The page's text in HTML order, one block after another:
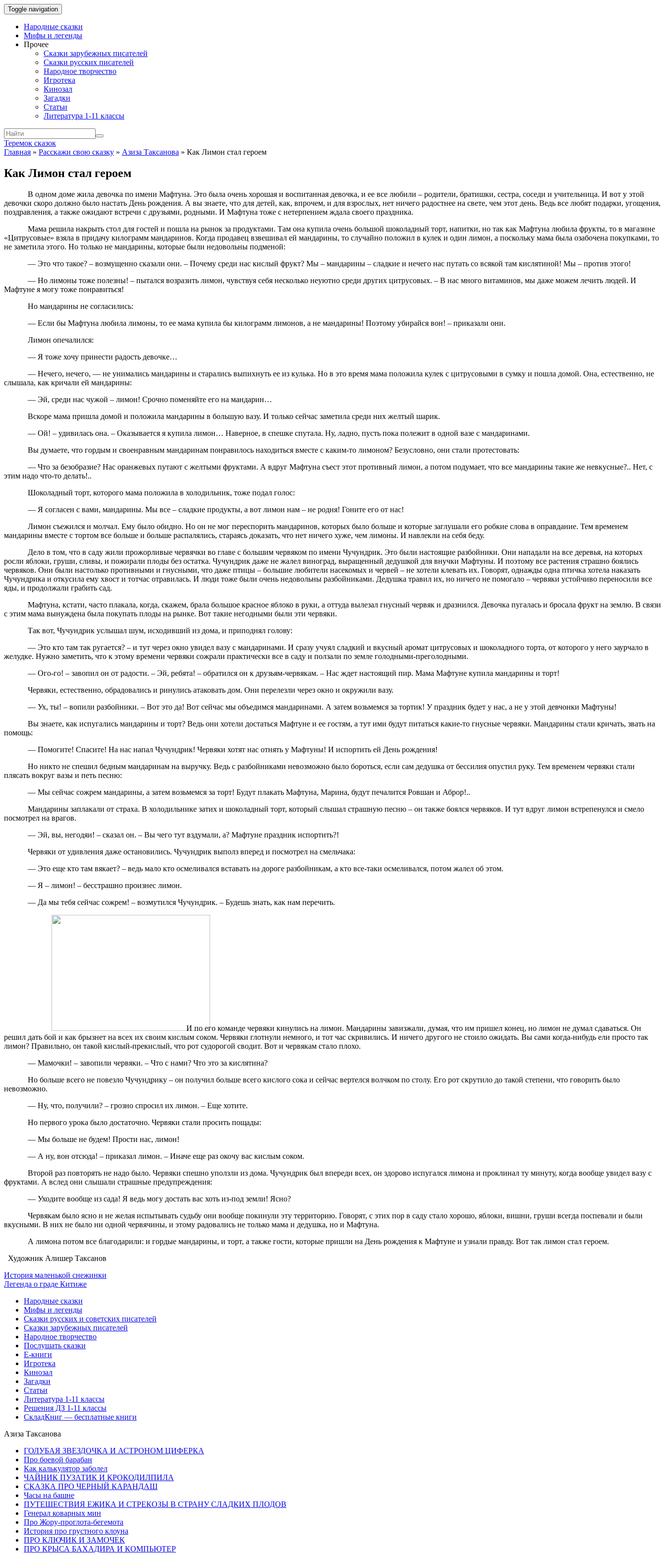
Toggle navigation
Народные сказки
Мифы и легенды
Прочее
Сказки зарубежных писателей
Сказки русских писателей
Народное творчество
Игротека
Кинозал
Загадки
Статьи
Литература 1-11 классы
Теремок сказок
Главная » Расскажи свою сказку » Азиза Таксанова » Как Лимон стал героем
Как Лимон стал героем
В одном доме жила девочка по имени Мафтуна. Это была очень хорошая и воспитанная девочка, и ее все любили – родители, братишки, сестра, соседи и учительница. И вот у этой
девочки скоро должно было настать День рождения. А вы знаете, что для детей, как, впрочем, и для взрослых, нет ничего радостнее на свете, чем этот день. Ведь все любят подарки, угощения,
поздравления, а также ожидают встречи с друзьями, родными. И Мафтуна тоже с нетерпением ждала своего праздника.
Мама решила накрыть стол для гостей и пошла на рынок за продуктами. Там она купила очень большой шоколадный торт, напитки, но так как Мафтуна любила фрукты, то в магазине
«Цитрусовые» взяла в придачу килограмм мандаринов. Когда продавец взвешивал ей мандарины, то случайно положил в кулек и один лимон, а поскольку мама была озабочена покупками, то
не заметила этого. Но только не мандарины, которые были недовольны подменой:
— Это что такое? – возмущенно сказали они. – Почему среди нас кислый фрукт? Мы – мандарины – сладкие и нечего нас путать со всякой там кислятиной! Мы – против этого!
— Но лимоны тоже полезны! – пытался возразить лимон, чувствуя себя несколько неуютно среди других цитрусовых. – В нас много витаминов, мы даже можем лечить людей. И
Мафтуне я могу тоже понравиться!
Но мандарины не согласились:
— Если бы Мафтуна любила лимоны, то ее мама купила бы килограмм лимонов, а не мандарины! Поэтому убирайся вон! – приказали они.
Лимон опечалился:
— Я тоже хочу принести радость девочке…
— Нечего, нечего, — не унимались мандарины и старались выпихнуть ее из кулька. Но в это время мама положила кулек с цитрусовыми в сумку и пошла домой. Она, естественно, не
слышала, как кричали ей мандарины:
— Эй, среди нас чужой – лимон! Срочно поменяйте его на мандарин…
Вскоре мама пришла домой и положила мандарины в большую вазу. И только сейчас заметила среди них желтый шарик.
— Ой! – удивилась она. – Оказывается я купила лимон… Наверное, в спешке спутала. Ну, ладно, пусть пока полежит в одной вазе с мандаринами.
Вы думаете, что гордым и своенравным мандаринам понравилось находиться вместе с каким-то лимоном? Безусловно, они стали протестовать:
— Что за безобразие? Нас оранжевых путают с желтыми фруктами. А вдруг Мафтуна съест этот противный лимон, а потом подумает, что все мандарины такие же невкусные?.. Нет, с
этим надо что-то делать!..
Шоколадный торт, которого мама положила в холодильник, тоже подал голос:
— Я согласен с вами, мандарины. Мы все – сладкие продукты, а вот лимон нам – не родня! Гоните его от нас!
Лимон съежился и молчал. Ему было обидно. Но он не мог переспорить мандаринов, которых было больше и которые заглушали его робкие слова в оправдание. Тем временем
мандарины вместе с тортом все больше и больше распалялись, стараясь доказать, что нет ничего хуже, чем лимоны. И навлекли на себя беду.
Дело в том, что в саду жили прожорливые червячки во главе с большим червяком по имени Чучундрик. Это были настоящие разбойники. Они нападали на все деревья, на которых
росли яблоки, груши, сливы, и пожирали плоды без остатка. Чучундрик даже не жалел виноград, выращенный дедушкой для внучки Мафтуны. И поэтому все растения страшно боялись
червяков. Они были настолько противными и гнусными, что даже птицы – большие любители насекомых и червей – не хотели клевать их. Говорят, однажды одна птичка хотела наказать
Чучундрика и откусила ему хвост и тотчас отравилась. И люди тоже были очень недовольны разбойниками. Дедушка травил их, но ничего не помогало – червяки устойчиво переносили все
яды, и продолжали грабить сад.
Мафтуна, кстати, часто плакала, когда, скажем, брала большое красное яблоко в руки, а оттуда вылезал гнусный червяк и дразнился. Девочка пугалась и бросала фрукт на землю. В связи
с этим мама вынуждена была покупать плоды на рынке. Вот такие негодными были эти червяки.
Так вот, Чучундрик услышал шум, исходивший из дома, и приподнял голову:
— Это кто там так ругается? – и тут через окно увидел вазу с мандаринами. И сразу учуял сладкий и вкусный аромат цитрусовых и шоколадного торта, от которого у него заурчало в
желудке. Нужно заметить, что к этому времени червяки сожрали практически все в саду и ползали по земле голодными-преголодными.
— Ого-го! – завопил он от радости. – Эй, ребята! – обратился он к друзьям-червякам. – Нас ждет настоящий пир. Мама Мафтуне купила мандарины и торт!
Червяки, естественно, обрадовались и ринулись атаковать дом. Они перелезли через окно и окружили вазу.
— Ух, ты! – вопили разбойники. – Вот это да! Вот сейчас мы объедимся мандаринами. А затем возьмемся за тортик! У праздник будет у нас, а не у этой девчонки Мафтуны!
Вы знаете, как испугались мандарины и торт? Ведь они хотели достаться Мафтуне и ее гостям, а тут ими будут питаться какие-то гнусные червяки. Мандарины стали кричать, звать на
помощь:
— Помогите! Спасите! На нас напал Чучундрик! Червяки хотят нас отнять у Мафтуны! И испортить ей День рождения!
Но никто не спешил бедным мандаринам на выручку. Ведь с разбойниками невозможно было бороться, если сам дедушка от бессилия опустил руку. Тем временем червяки стали
плясать вокруг вазы и петь песню:
— Мы сейчас сожрем мандарины, а затем возьмемся за торт! Будут плакать Мафтуна, Марина, будут печалится Ровшан и Аброр!..
Мандарины заплакали от страха. В холодильнике затих и шоколадный торт, который слышал страшную песню – он также боялся червяков. И тут вдруг лимон встрепенулся и смело
посмотрел на врагов.
— Эй, вы, негодяи! – сказал он. – Вы чего тут вздумали, а? Мафтуне праздник испортить?!
Червяки от удивления даже остановились. Чучундрик выполз вперед и посмотрел на смельчака:
— Это еще кто там вякает? – ведь мало кто осмеливался вставать на дороге разбойникам, а кто все-таки осмеливался, потом жалел об этом.
— Я – лимон! – бесстрашно произнес лимон.
— Да мы тебя сейчас сожрем! – возмутился Чучундрик. – Будешь знать, как нам перечить.
И по его команде червяки кинулись на лимон. Мандарины завизжали, думая, что им пришел конец, но лимон не думал сдаваться. Он
решил дать бой и как брызнет на всех их своим кислым соком. Червяки глотнули немного, и тот час скривились. И ничего другого не стоило ожидать. Вы сами когда-нибудь ели просто так
лимон? Правильно, он такой кислый-прекислый, что рот судорогой сводит. Вот и червякам стало плохо.
— Мамочки! – завопили червяки. – Что с нами? Что это за кислятина?
Но больше всего не повезло Чучундрику – он получил больше всего кислого сока и сейчас вертелся волчком по столу. Его рот скрутило до такой степени, что говорить было
невозможно.
— Ну, что, получили? – грозно спросил их лимон. – Еще хотите.
Но первого урока было достаточно. Червяки стали просить пощады:
— Мы больше не будем! Прости нас, лимон!
— А ну, вон отсюда! – приказал лимон. – Иначе еще раз окочу вас кислым соком.
Второй раз повторять не надо было. Червяки спешно уползли из дома. Чучундрик был впереди всех, он здорово испугался лимона и проклинал ту минуту, когда вообще увидел вазу с
фруктами. А вслед они слышали страшные предупреждения:
— Уходите вообще из сада! Я ведь могу достать вас хоть из-под земли! Ясно?
Червякам было ясно и не желая испытывать судьбу они вообще покинули эту территорию. Говорят, с этих пор в саду стало хорошо, яблоки, вишни, груши всегда поспевали и были
вкусными. В них не было ни одной червячины, и этому радовались не только мама и дедушка, но и Мафтуна.
А лимона потом все благодарили: и гордые мандарины, и торт, а также гости, которые пришли на День рождения к Мафтуне и узнали правду. Вот так лимон стал героем.
Художник Алишер Таксанов
История маленькой снежинки
Легенда о граде Китиже
Народные сказки
Мифы и легенды
Сказки русских и советских писателей
Сказки зарубежных писателей
Народное творчество
Послушать сказки
Е-книги
Игротека
Кинозал
Загадки
Статьи
Литература 1-11 классы
Решения ДЗ 1-11 классы
СкладКниг — бесплатные книги
Азиза Таксанова
ГОЛУБАЯ ЗВЕЗДОЧКА И АСТРОНОМ ЦИФЕРКА
Про боевой барабан
Как калькулятор заболел
ЧАЙНИК ПУЗАТИК И КРОКОДИЛПИЛА
СКАЗКА ПРО ЧЕРНЫЙ КАРАНДАШ
Часы на башне
ПУТЕШЕСТВИЯ ЕЖИКА И СТРЕКОЗЫ В СТРАНУ СЛАДКИХ ПЛОДОВ
Генерал коварных мин
Про Жору-проглота-бегемота
История про грустного клоуна
ПРО КЛЮЧИК И ЗАМОЧЕК
ПРО КРЫСА БАХАДИРА И КОМПЬЮТЕР